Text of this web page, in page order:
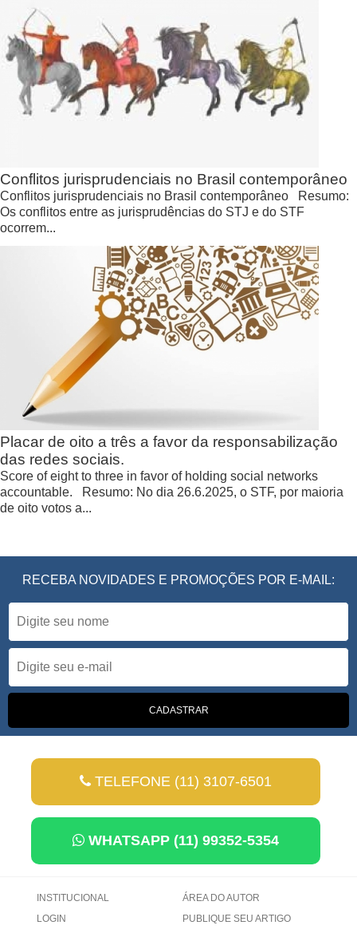
Conflitos jurisprudenciais no Brasil contemporâneo
Conflitos jurisprudenciais no Brasil contemporâneo Resumo:
Os conflitos entre as jurisprudências do STJ e do STF
ocorrem...
Placar de oito a três a favor da responsabilização
das redes sociais.
Score of eight to three in favor of holding social networks
accountable. Resumo: No dia 26.6.2025, o STF, por maioria
de oito votos a...
RECEBA NOVIDADES E PROMOÇÕES POR E-MAIL:
TELEFONE (11) 3107-6501
WHATSAPP (11) 99352-5354
INSTITUCIONAL
LOGIN
ÁREA DO AUTOR
PUBLIQUE SEU ARTIGO